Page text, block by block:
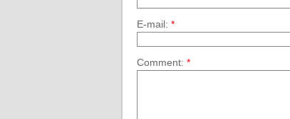
E-mail: *
Comment: *